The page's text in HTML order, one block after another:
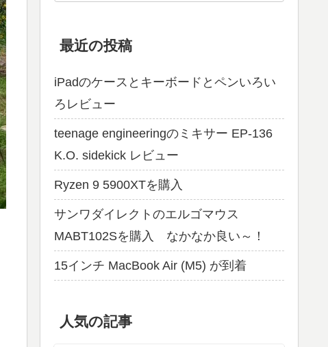
最近の投稿
iPadのケースとキーボードとペンいろい
ろレビュー
teenage engineeringのミキサー EP-136
K.O. sidekick レビュー
Ryzen 9 5900XTを購入
サンワダイレクトのエルゴマウス
MABT102Sを購入 なかなか良い～！
15インチ MacBook Air (M5) が到着
人気の記事